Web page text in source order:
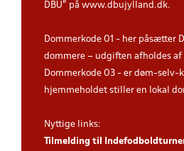
DBU” på www.dbujylland.dk.
Dommerkode 01 - her påsætter
dommere – udgiften afholdes
Dommerkode 03 - er døm-selv-
hjemmeholdet stiller en lokal
Nyttige links:
Tilmelding til